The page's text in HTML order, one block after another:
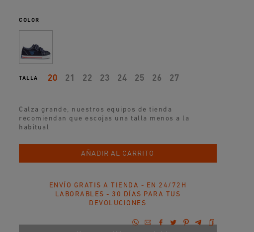
COLOR
TALLA 20 21 22 23 24 25 26 27
Calza grande, nuestros equipos de tienda
recomiendan que escojas una talla menos a la
habitual
AÑADIR AL CARRITO
ENVÍO GRATIS A TIENDA - EN 24/72H
LABORABLES - 30 DÍAS PARA TUS
DEVOLUCIONES